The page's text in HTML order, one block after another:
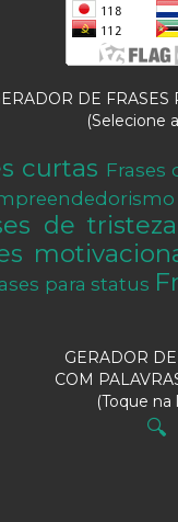
DE FRASES
(Selecione
curtas Frases
de tristeza
para status
GERADOR
COM
(Toque na
🔍